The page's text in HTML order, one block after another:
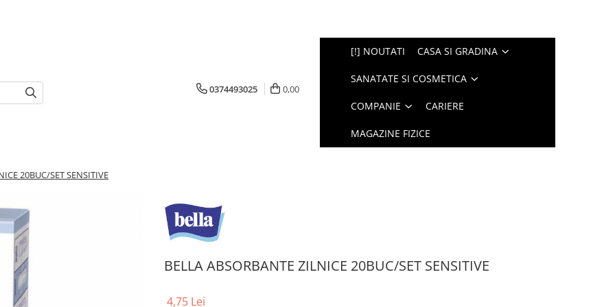
0374493025 0,00
[!] NOUTATI CASA SI GRADINA
SANATATE SI COSMETICA
COMPANIE CARIERE
MAGAZINE FIZICE
20BUC/SET SENSITIVE
BELLA ABSORBANTE ZILNICE 20BUC/SET SENSITIVE
4,75 Lei